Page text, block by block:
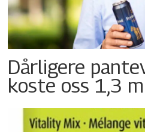
Dårligere
koste oss 1,3